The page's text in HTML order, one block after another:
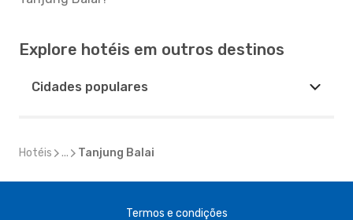
Explore hotéis em outros destinos
Cidades populares
Hotéis ... Tanjung Balai
Termos e condições